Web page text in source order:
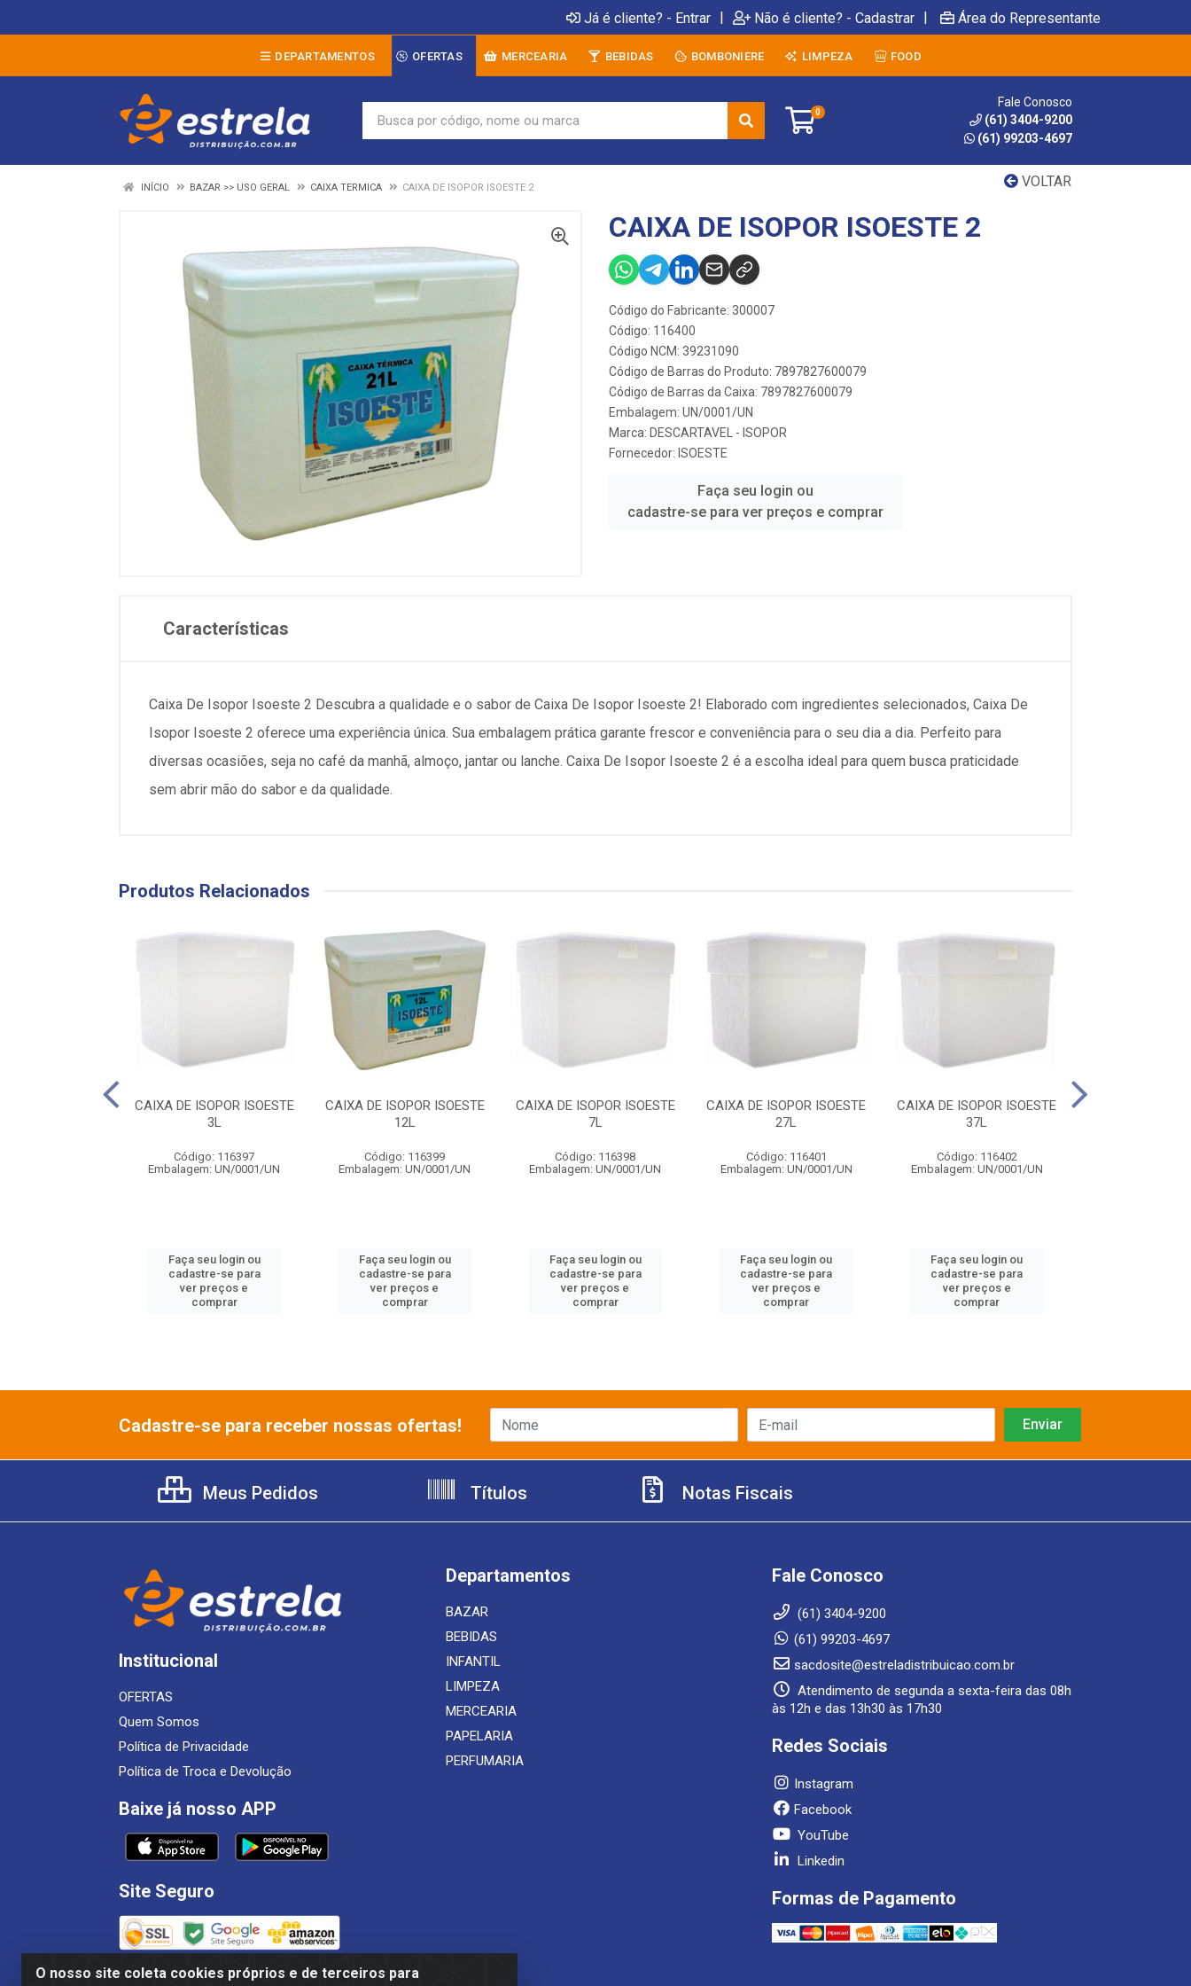
Já é cliente? - Entrar | Não é cliente? - Cadastrar | Área do Representante
DEPARTAMENTOS OFERTAS MERCEARIA BEBIDAS BOMBONIERE LIMPEZA FOOD
0
Fale Conosco
(61) 3404-9200
(61) 99203-4697
VOLTAR
INÍCIO BAZAR >> USO GERAL CAIXA TERMICA CAIXA DE ISOPOR ISOESTE 2
CAIXA DE ISOPOR ISOESTE 2
Código do Fabricante: 300007
Código: 116400
Código NCM: 39231090
Código de Barras do Produto: 7897827600079
Código de Barras da Caixa: 7897827600079
Embalagem: UN/0001/UN
Marca: DESCARTAVEL - ISOPOR
Fornecedor: ISOESTE
Faça seu login ou
cadastre-se para ver preços e comprar
Características
Caixa De Isopor Isoeste 2 Descubra a qualidade e o sabor de Caixa De Isopor Isoeste 2! Elaborado com ingredientes selecionados, Caixa De
Isopor Isoeste 2 oferece uma experiência única. Sua embalagem prática garante frescor e conveniência para o seu dia a dia. Perfeito para
diversas ocasiões, seja no café da manhã, almoço, jantar ou lanche. Caixa De Isopor Isoeste 2 é a escolha ideal para quem busca praticidade
sem abrir mão do sabor e da qualidade.
Produtos Relacionados
CAIXA DE ISOPOR ISOESTE
3L
Código: 116397
Embalagem: UN/0001/UN
Faça seu login ou
cadastre-se para
ver preços e
comprar
CAIXA DE ISOPOR ISOESTE
12L
Código: 116399
Embalagem: UN/0001/UN
Faça seu login ou
cadastre-se para
ver preços e
comprar
CAIXA DE ISOPOR ISOESTE
7L
Código: 116398
Embalagem: UN/0001/UN
Faça seu login ou
cadastre-se para
ver preços e
comprar
CAIXA DE ISOPOR ISOESTE
27L
Código: 116401
Embalagem: UN/0001/UN
Faça seu login ou
cadastre-se para
ver preços e
comprar
CAIXA DE ISOPOR ISOESTE
37L
Código: 116402
Embalagem: UN/0001/UN
Faça seu login ou
cadastre-se para
ver preços e
comprar
O nosso site coleta cookies próprios e de terceiros para
Cadastre-se para receber nossas ofertas!
Meus Pedidos Títulos Notas Fiscais
Institucional
OFERTAS
Quem Somos
Política de Privacidade
Política de Troca e Devolução
Baixe já nosso APP
Site Seguro
Departamentos
BAZAR
BEBIDAS
INFANTIL
LIMPEZA
MERCEARIA
PAPELARIA
PERFUMARIA
Fale Conosco
(61) 3404-9200
(61) 99203-4697
sacdosite@estreladistribuicao.com.br
Atendimento de segunda a sexta-feira das 08h
às 12h e das 13h30 às 17h30
Redes Sociais
Instagram
Facebook
YouTube
Linkedin
Formas de Pagamento